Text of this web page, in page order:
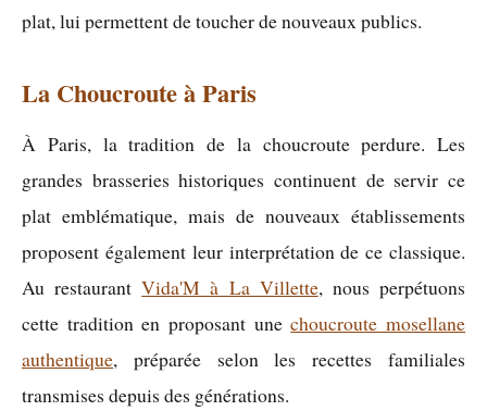
plat, lui permettent de toucher de nouveaux publics.
La Choucroute à Paris
À Paris, la tradition de la choucroute perdure. Les
grandes brasseries historiques continuent de servir ce
plat emblématique, mais de nouveaux établissements
proposent également leur interprétation de ce classique.
Au restaurantVida'M à La Villette, nous perpétuons
cette tradition en proposant unechoucroute mosellane
authentique, préparée selon les recettes familiales
transmises depuis des générations.